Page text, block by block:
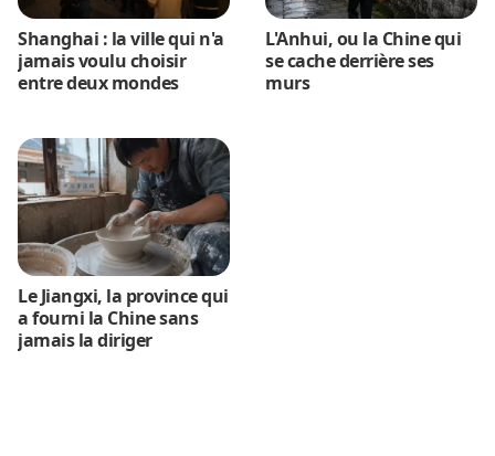
Shanghai : la ville qui n'a
jamais voulu choisir
entre deux mondes
L'Anhui, ou la Chine qui
se cache derrière ses
murs
Le Jiangxi, la province qui
a fourni la Chine sans
jamais la diriger